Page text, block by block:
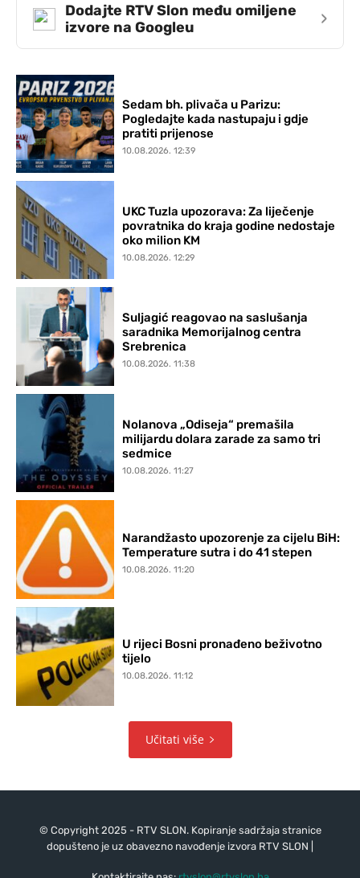
Dodajte RTV Slon među omiljene
izvore na Googleu
›
Sedam bh. plivača u Parizu:
Pogledajte kada nastupaju i gdje
pratiti prijenose
10.08.2026. 12:39
UKC Tuzla upozorava: Za liječenje
povratnika do kraja godine nedostaje
oko milion KM
10.08.2026. 12:29
Suljagić reagovao na saslušanja
saradnika Memorijalnog centra
Srebrenica
10.08.2026. 11:38
Nolanova „Odiseja“ premašila
milijardu dolara zarade za samo tri
sedmice
10.08.2026. 11:27
Narandžasto upozorenje za cijelu BiH:
Temperature sutra i do 41 stepen
10.08.2026. 11:20
U rijeci Bosni pronađeno beživotno
tijelo
10.08.2026. 11:12
Učitati više
© Copyright 2025 - RTV SLON. Kopiranje sadržaja stranice
dopušteno je uz obavezno navođenje izvora RTV SLON |